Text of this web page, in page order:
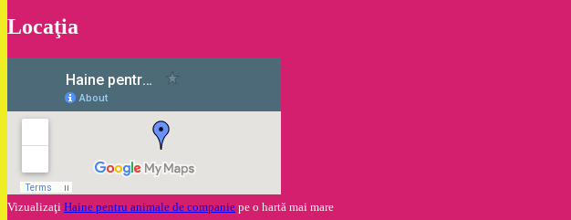
Locaţia
Vizualizaţi Haine pentru animale de companie pe o hartă mai mare